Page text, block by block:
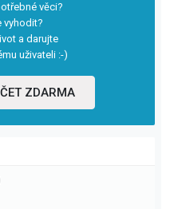
věci?
vyhodit?
a darujte
uživateli :-)
ZDARMA